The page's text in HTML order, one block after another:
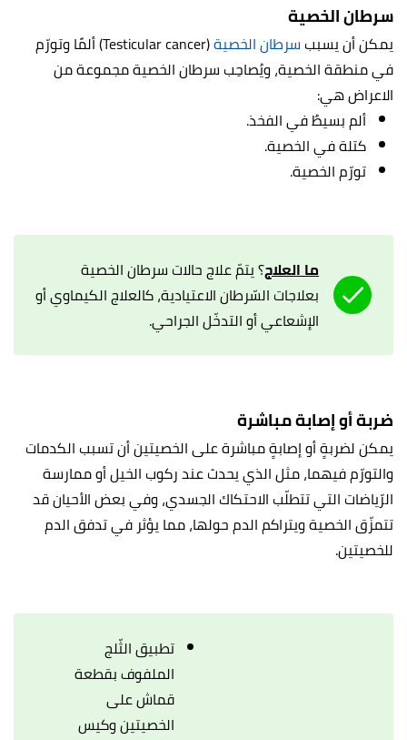
سرطان الخصية
يمكن أن يسببسرطان الخصية
(Testicular cancer) ألمًا وتورّم
في منطقة الخصية، ويُصاحِب سرطان الخصية مجموعة من
الاعراض هي:
ألم بسيطٌ في الفخذ.
كتلة في الخصية.
تورّم الخصية.
ما العلاج؟ يتمّ علاج حالات سرطان الخصية
بعلاجات السّرطان الاعتيادية، كالعلاج الكيماوي أو
الإشعاعي أو التدخّل الجراحي.
ضربة أو إصابة مباشرة
يمكن لضربةٍ أو إصابةٍ مباشرة على الخصيتين أن تسبب الكدمات
والتورّم فيهما، مثل الذي يحدث عند ركوب الخيل أو ممارسة
الرّياضات التي تتطلّب الاحتكاك الجسدي، وفي بعض الأحيان قد
تتمزّق الخصية ويتراكم الدم حولها، مما يؤثر في تدفق الدم
للخصيتين.
تطبيق الثّلج
الملفوف بقطعة
قماش على
الخصيتين وكيس